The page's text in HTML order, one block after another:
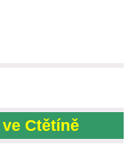
Ctětíně